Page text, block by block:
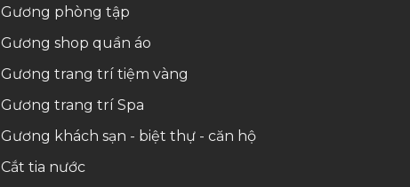
Gương phòng tập
Gương shop quần áo
Gương trang trí tiệm vàng
Gương trang trí Spa
Gương khách sạn - biệt thự - căn hộ
Cắt tia nước